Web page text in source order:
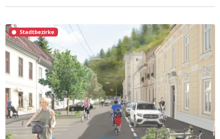
Stadtbezirke